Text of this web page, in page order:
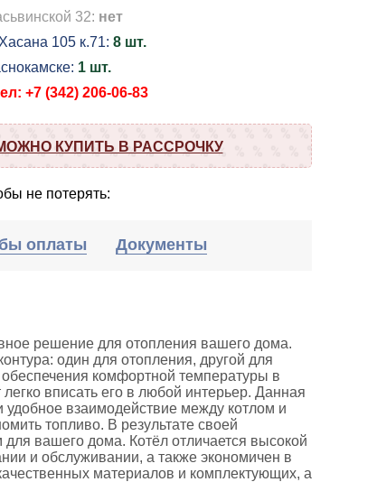
32: нет
105 к.71: 8 шт.
1 шт.
+7 (342) 206-06-83
КУПИТЬ В РАССРОЧКУ
не потерять:
оплаты Документы
решение для отопления вашего дома.
один для отопления, другой для
комфортной температуры в
вписать его в любой интерьер. Данная
удобное взаимодействие между котлом и
топливо. В результате своей
вашего дома. Котёл отличается высокой
и обслуживании, а также экономичен в
материалов и комплектующих, а